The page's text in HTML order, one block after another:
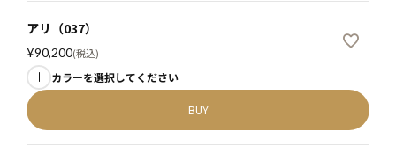
アリ（037）
¥90,200 税込
BUY
カラーを選択してください